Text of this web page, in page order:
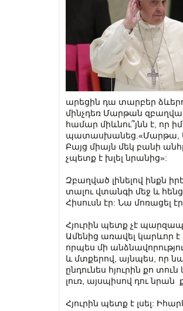
արեցին դա տարբեր
մինչդեռ Մարթան
համար միևնու՞յնն է, որ
պատասխանեց.«Մարթա,
Բայց միայն մեկ բանի
չպետք է խլել նրանից»:
Զբաղված լինելով ինքն
տալու վտանգի մեջ և հենց
Հիսուսն էր: Նա մոռացել
Հյուրին պետք չէ
Ամենից առավել կարևոր է
որպես մի
և մտքերով, այնպես, որ
ընդունես հյուրին քո
լուռ, այսպիսով դու
Հյուրին պետք է լսել: